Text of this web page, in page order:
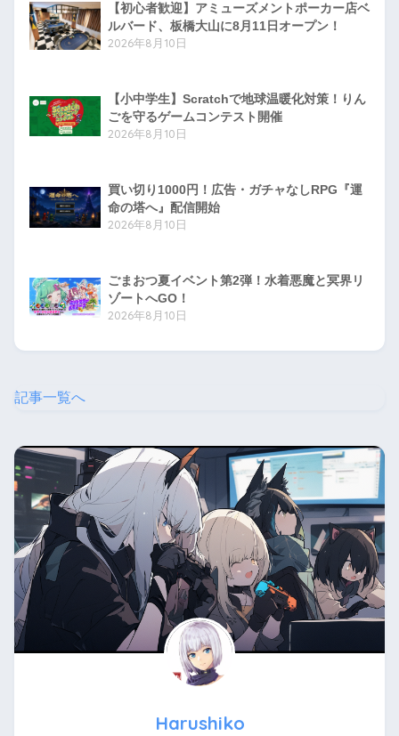
【初心者歓迎】アミューズメントポーカー店ベ
ルバード、板橋大山に8月11日オープン！
2026年8月10日
【小中学生】Scratchで地球温暖化対策！りん
ごを守るゲームコンテスト開催
2026年8月10日
買い切り1000円！広告・ガチャなしRPG『運
命の塔へ』配信開始
2026年8月10日
ごまおつ夏イベント第2弾！水着悪魔と冥界リ
ゾートへGO！
2026年8月10日
記事一覧へ
Harushiko